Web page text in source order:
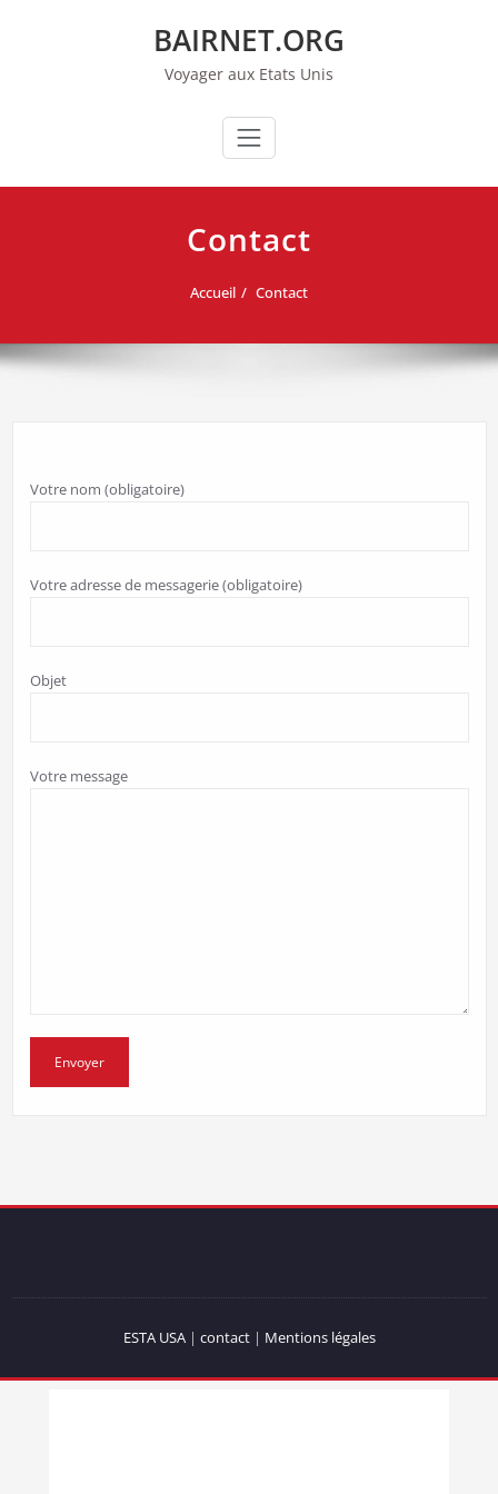
BAIRNET.ORG
Voyager aux Etats Unis
Contact
Accueil Contact
Votre nom (obligatoire)
Votre adresse de messagerie (obligatoire)
Objet
Votre message
ESTA USA| contact| Mentions légales